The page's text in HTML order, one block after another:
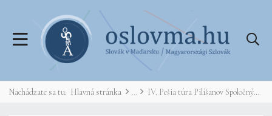
Nachádzate sa tu: Hlavná stránka IV. Pešia túra Pilíšanov Spoločnými chodníkmi